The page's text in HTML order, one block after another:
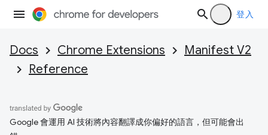
登入
Docs Chrome Extensions
Manifest V2
Reference
Google 會運用 AI 技術將內容翻譯成你偏好的語言，但可能會出